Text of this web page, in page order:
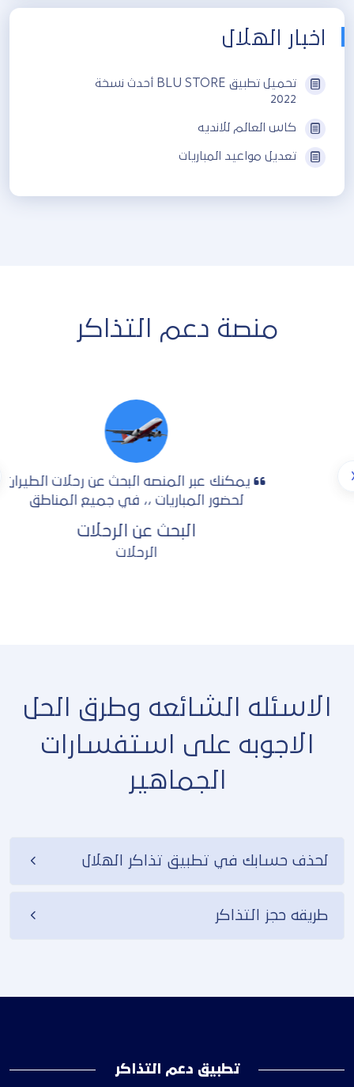
اخبار الهلال
تحميل تطبيق BLU STORE أحدث نسخة
2022
كاس العالم للانديه
تعديل مواعيد المباريات
منصة دعم التذاكر
يمكنك عبر المنصه البحث عن رحلات الطيران
لحضور المباريات ،، في جميع المناطق
البحث عن الرحلات
الاسئله الشائعه وطرق الحل
الاجوبه على استفسارات
الجماهير
لحذف حسابك في تطبيق تذاكر الهلال
طريقه حجز التذاكر
تطبيق دعم التذاكر